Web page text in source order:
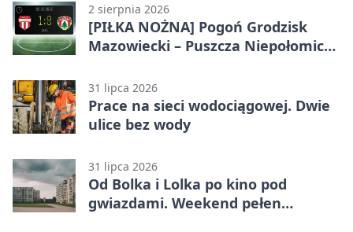
2 sierpnia 2026
[PIŁKA NOŻNA] Pogoń Grodzisk
Mazowiecki – Puszcza Niepołomice
punktów w Betclic 1. lidze
31 lipca 2026
Prace na sieci wodociągowej. Dwie
ulice bez wody
31 lipca 2026
Od Bolka i Lolka po kino pod
gwiazdami. Weekend pełen